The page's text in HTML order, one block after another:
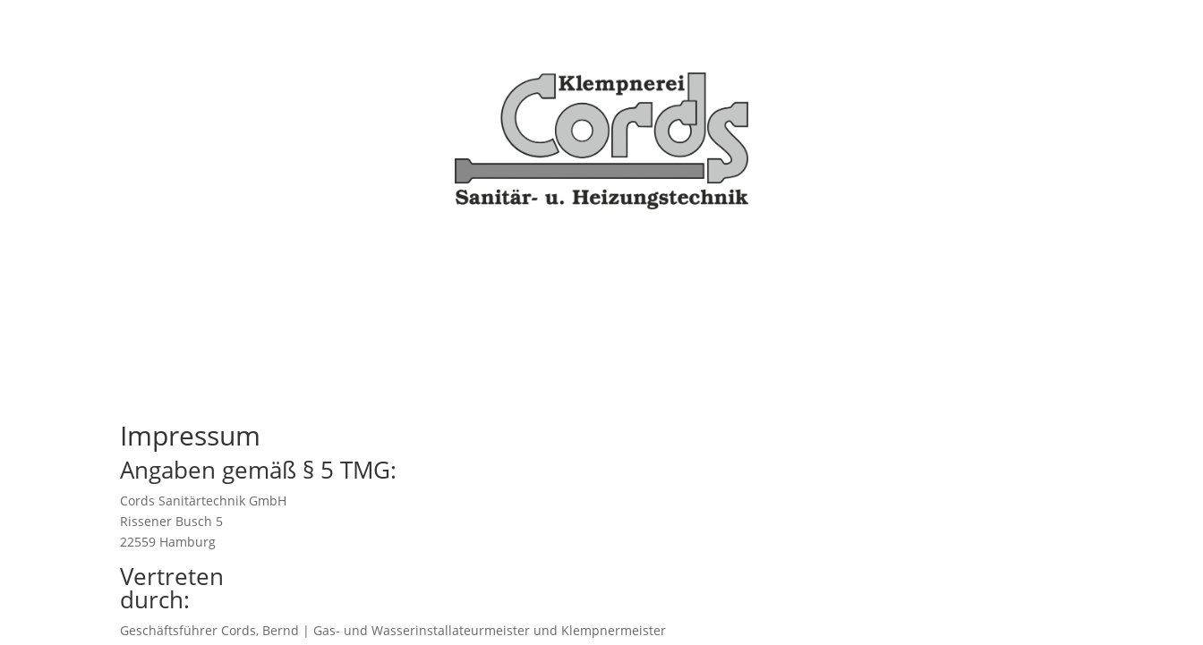
Impressum
Angaben gemäß § 5 TMG:
Cords Sanitärtechnik GmbH
Rissener Busch 5
22559 Hamburg
Vertreten
durch:
Geschäftsführer Cords, Bernd | Gas- und Wasserinstallateurmeister und Klempnermeister